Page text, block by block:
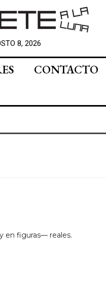
8, 2026
CONTACTO
en figuras— reales.